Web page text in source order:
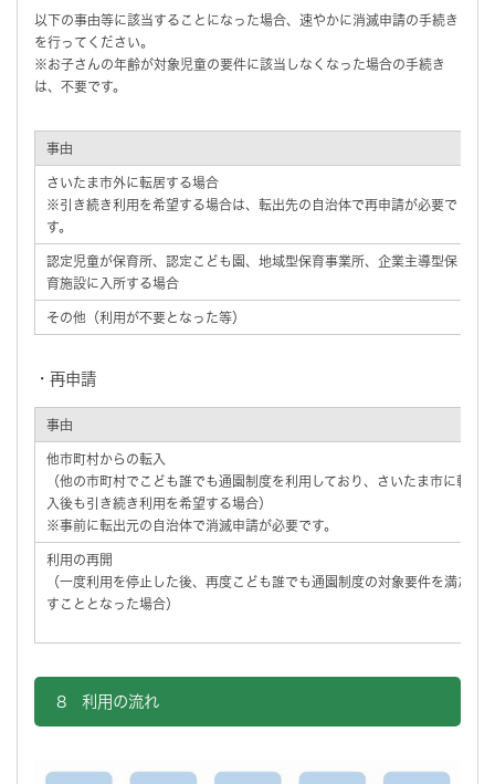
以下の事由等に該当することになった場合、速やかに消滅申請の手続き
を行ってください。
※お子さんの年齢が対象児童の要件に該当しなくなった場合の手続き
は、不要です。
事由
さいたま市外に転居する場合
※引き続き利用を希望する場合は、転出先の自治体で再申請が必要で
す。
認定児童が保育所、認定こども園、地域型保育事業所、企業主導型保
育施設に入所する場合
その他（利用が不要となった等）
・再申請
事由
他市町村からの転入
（他の市町村でこども誰でも通園制度を利用しており、さいたま市に転
入後も引き続き利用を希望する場合）
※事前に転出元の自治体で消滅申請が必要です。
利用の再開
（一度利用を停止した後、再度こども誰でも通園制度の対象要件を満た
すこととなった場合）
8 利用の流れ